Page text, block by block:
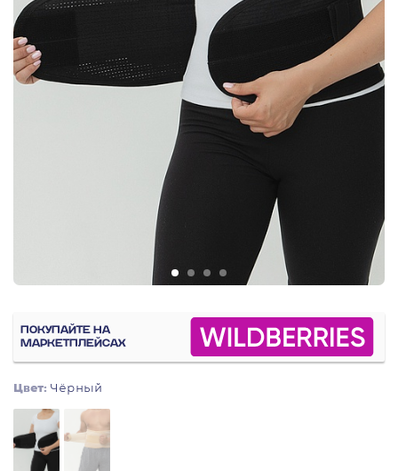
ПОКУПАЙТЕ НА
МАРКЕТПЛЕЙСАХ
Цвет: Чёрный